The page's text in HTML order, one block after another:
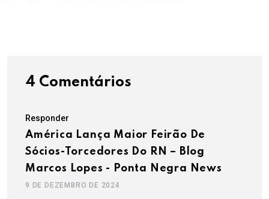
4 Comentários
Responder
América Lança Maior Feirão De
Sócios-Torcedores Do RN – Blog
Marcos Lopes - Ponta Negra News
9 DE DEZEMBRO DE 2024